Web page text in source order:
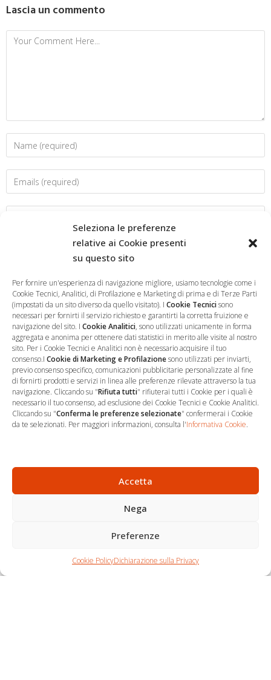
Seleziona le preferenze
relative ai Cookie presenti
su questo sito
Per fornire un'esperienza di navigazione migliore, usiamo tecnologie come i
Cookie Tecnici, Analitici, di Profilazione e Marketing di prima e di Terze Parti
(impostati da un sito diverso da quello visitato). I Cookie Tecnicisono
necessari per fornirti il servizio richiesto e garantirti la corretta fruizione e
navigazione del sito. I Cookie Analitici, sono utilizzati unicamente in forma
aggregata e anonima per ottenere dati statistici in merito alle visite al nostro
sito. Per i Cookie Tecnici e Analitici non è necessario acquisire il tuo
consenso.I Cookie di Marketing e Profilazionesono utilizzati per inviarti,
previo consenso specifico, comunicazioni pubblicitarie personalizzate al fine
di fornirti prodotti e servizi in linea alle preferenze rilevate attraverso la tua
navigazione. Cliccando su "Rifiuta tutti" rifiuterai tutti i Cookie per i quali è
necessario il tuo consenso, ad esclusione dei Cookie Tecnici e Cookie Analitici.
Cliccando su "Conferma le preferenze selezionate" confermerai i Cookie
da te selezionati. Per maggiori informazioni, consulta l'Informativa Cookie.
Accetta
Nega
Preferenze
Cookie PolicyDichiarazione sulla Privacy
Lascia un commento
Salva il mio nome, email e sito web in questo browser per la
prossima volta che commento.
… Sede Operativa
06 9522 7890
info@studioargari.it
P.I. 17504191002
Seguici
Shop